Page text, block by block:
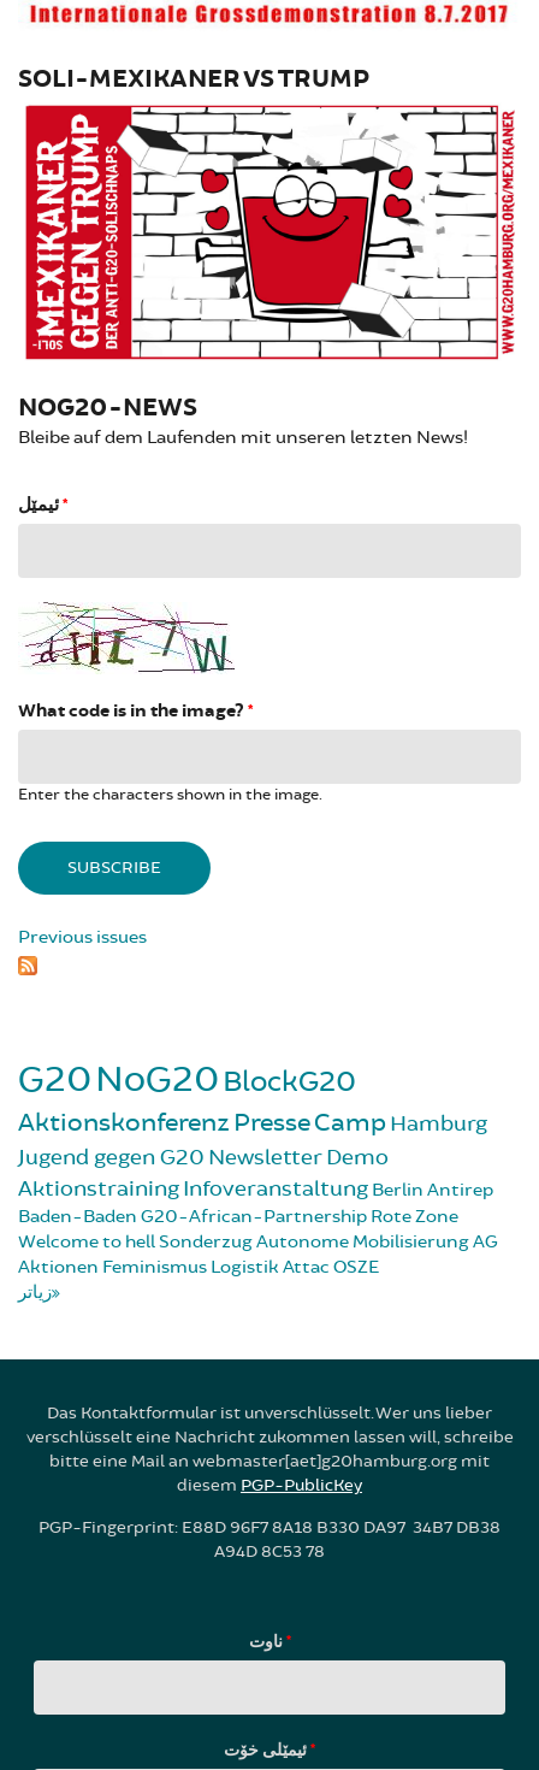
SOLI-MEXIKANER VS TRUMP
NOG20-NEWS
Bleibe auf dem Laufenden mit unseren letzten News!
*
What code is in the image? *
Enter the characters shown in the image.
Previous issues
G20NoG20 BlockG20
Aktionskonferenz PresseCampHamburg
Jugend gegen G20 NewsletterDemo
AktionstrainingInfoveranstaltung Berlin Antirep
Baden-Baden G20-African-Partnership Rote Zone
Welcome to hellSonderzugAutonome MobilisierungAG
Aktionen Feminismus Logistik Attac OSZE
زیاتر
Das Kontaktformular ist unverschlüsselt. Wer uns lieber
verschlüsselt eine Nachricht zukommen lassen will, schreibe
bitte eine Mail an webmaster[aet]g20hamburg.org mit
diesem PGP-PublicKey
PGP-Fingerprint: E88D 96F7 8A18 B330 DA97 34B7 DB38
A94D 8C53 78
ناوت*
*